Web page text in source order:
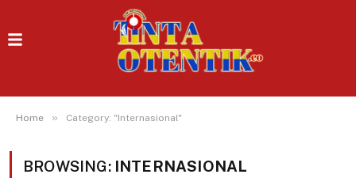
Home » Category: "Internasional"
BROWSING: INTERNASIONAL